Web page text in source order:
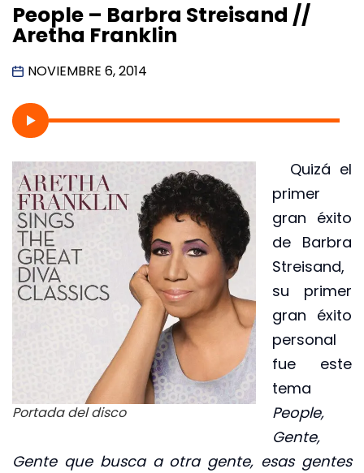
People – Barbra Streisand //
Aretha Franklin
NOVIEMBRE 6, 2014
Portada del disco
Quizá el
primer
gran éxito
de Barbra
Streisand,
su primer
gran éxito
personal
fue este
tema
People,
Gente,
Gente que busca a otra gente, esas gentes